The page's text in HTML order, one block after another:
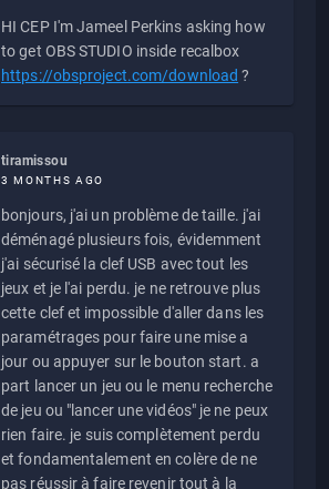
HI CEP I'm Jameel Perkins asking how
to get OBS STUDIO inside recalbox
https://obsproject.com/download ?
tiramissou
3 MONTHS AGO
bonjours, j'ai un problème de taille. j'ai
déménagé plusieurs fois, évidemment
j'ai sécurisé la clef USB avec tout les
jeux et je l'ai perdu. je ne retrouve plus
cette clef et impossible d'aller dans les
paramétrages pour faire une mise a
jour ou appuyer sur le bouton start. a
part lancer un jeu ou le menu recherche
de jeu ou "lancer une vidéos" je ne peux
rien faire. je suis complètement perdu
et fondamentalement en colère de ne
pas réussir à faire revenir tout à la